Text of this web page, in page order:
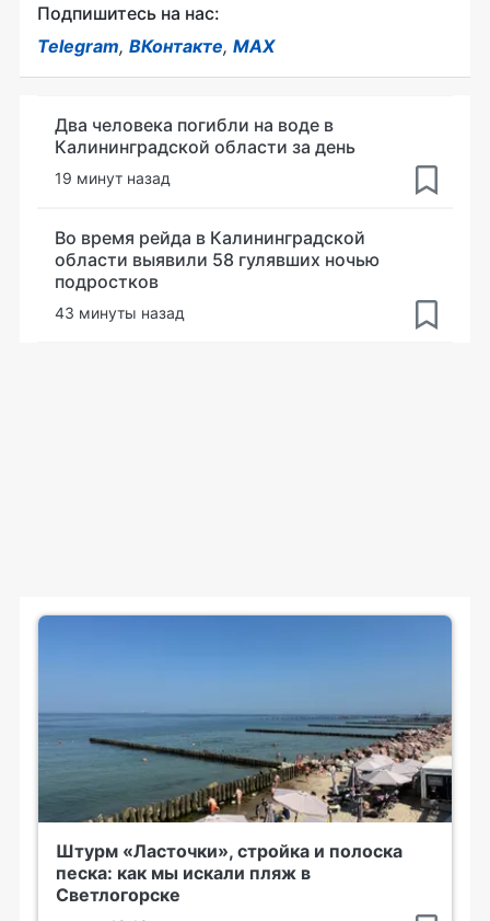
Подпишитесь на нас:
Telegram, ВКонтакте, MAX
Два человека погибли на воде в
Калининградской области за день
19 минут назад
Во время рейда в Калининградской
области выявили 58 гулявших ночью
подростков
43 минуты назад
Штурм «Ласточки», стройка и полоска
песка: как мы искали пляж в
Светлогорске